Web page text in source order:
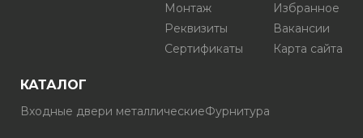
Монтаж
Реквизиты
Сертификаты
Избранное
Вакансии
Карта сайта
КАТАЛОГ
Входные двери металлическиеФурнитура